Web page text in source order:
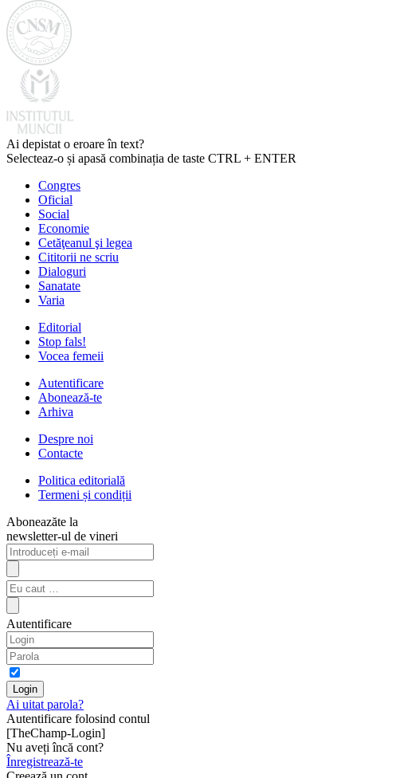
Ai depistat o eroare în text?
Selecteaz-o și apasă combinația de taste CTRL + ENTER
Congres
Oficial
Social
Economie
Cetăţeanul şi legea
Cititorii ne scriu
Dialoguri
Sanatate
Varia
Editorial
Stop fals!
Vocea femeii
Autentificare
Abonează-te
Arhiva
Despre noi
Contacte
Politica editorială
Termeni și condiții
Aboneazăte la
newsletter-ul de vineri
Autentificare
Ai uitat parola?
Autentificare folosind contul
[TheChamp-Login]
Nu aveți încă cont?
Înregistrează-te